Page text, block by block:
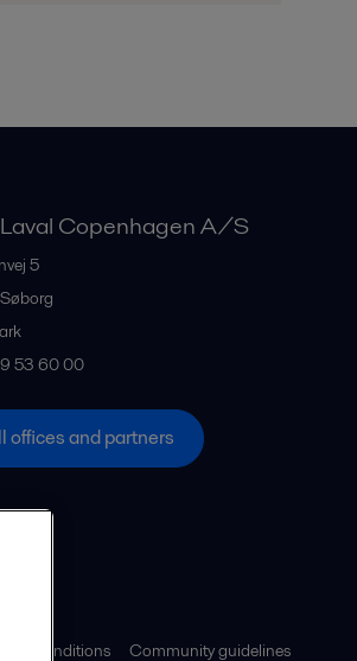
Copenhagen A/S
5
Søborg
53 60 00
offices and partners
and conditions Community guidelines